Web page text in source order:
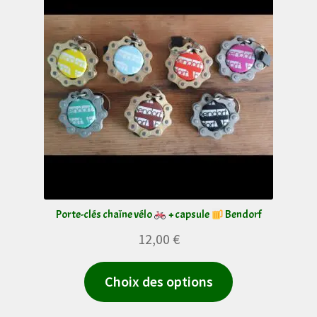
Porte-clés chaîne vélo + capsule Bendorf
12,00 €
Choix des options
Ce
produit